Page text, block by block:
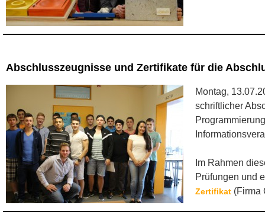
Abschlusszeugnisse und Zertifikate für die
Montag,
schriftlicher
Im Rahmen
Prüfungen und
Zertifikat (Firma